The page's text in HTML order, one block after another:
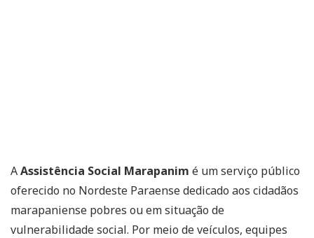
AAssistência Social Marapanim é um serviço público
oferecido no Nordeste Paraense dedicado aos cidadãos
marapaniense pobres ou em situação de
vulnerabilidade social. Por meio de veículos, equipes